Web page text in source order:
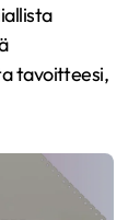
tavoitteesi,